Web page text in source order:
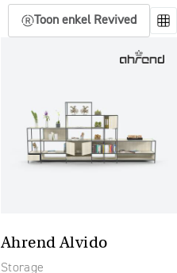
Toon enkel Revived
Ahrend Alvido
Storage